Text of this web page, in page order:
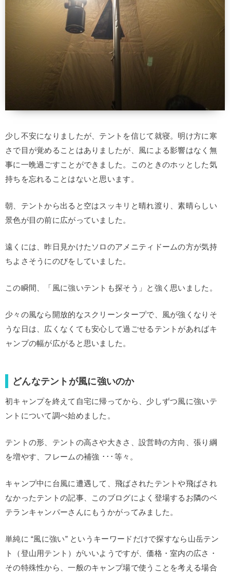
少し不安になりましたが、テントを信じて就寝。明け方に寒
さで目が覚めることはありましたが、風による影響はなく無
事に一晩過ごすことができました。このときのホッとした気
持ちを忘れることはないと思います。
朝、テントから出ると空はスッキリと晴れ渡り、素晴らしい
景色が目の前に広がっていました。
遠くには、昨日見かけたソロのアメニティドームの方が気持
ちよさそうにのびをしていました。
この瞬間、 「風に強いテントも探そう」と強く思いました。
少々の風なら開放的なスクリーンタープで、風が強くなりそ
うな日は、広くなくても安心して過ごせるテントがあればキ
ャンプの幅が広がると思いました。
どんなテントが風に強いのか
初キャンプを終えて自宅に帰ってから、少しずつ風に強いテ
ントについて調べ始めました。
テントの形、テントの高さや大きさ、設営時の方向、張り綱
を増やす、フレームの補強 ･･･等々。
キャンプ中に台風に遭遇して、飛ばされたテントや飛ばされ
なかったテントの記事、このブログによく登場するお隣のベ
テランキャンパーさんにもうかがってみました。
単純に “風に強い” というキーワードだけで探すなら山岳テン
ト（登山用テント）がいいようですが、価格・室内の広さ・
その特殊性から、一般のキャンプ場で使うことを考える場合